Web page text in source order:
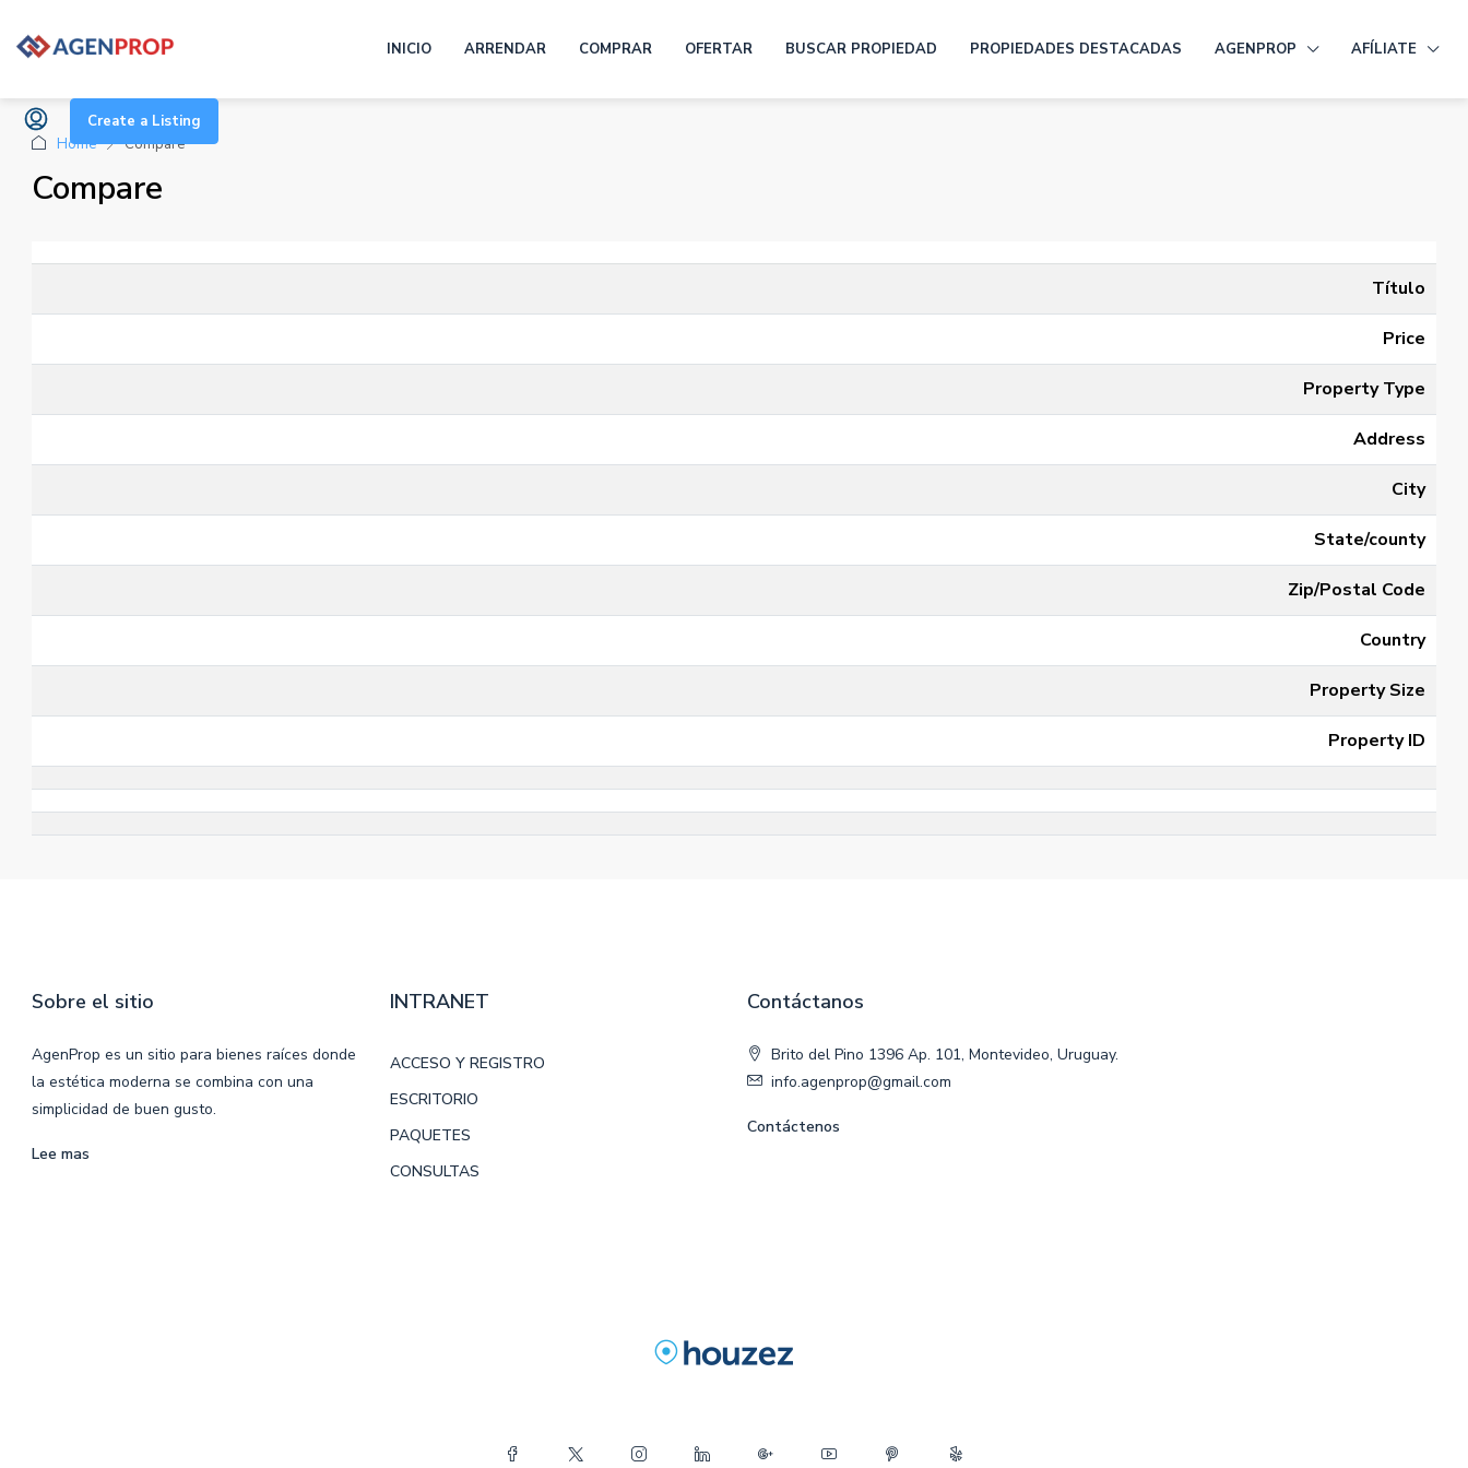
INICIO ARRENDAR COMPRAR OFERTAR BUSCAR PROPIEDAD PROPIEDADES DESTACADAS AGENPROP AFÍLIATE
Create a Listing
Home
Compare
Compare
Título
Price
Property Type
Address
City
State/county
Zip/Postal Code
Country
Property Size
Property ID
Sobre el sitio
AgenProp es un sitio para bienes raíces donde
la estética moderna se combina con una
simplicidad de buen gusto.
Lee mas
INTRANET
ACCESO Y REGISTRO
ESCRITORIO
PAQUETES
CONSULTAS
Contáctanos
Brito del Pino 1396 Ap. 101, Montevideo, Uruguay.
info.agenprop@gmail.com
Contáctenos